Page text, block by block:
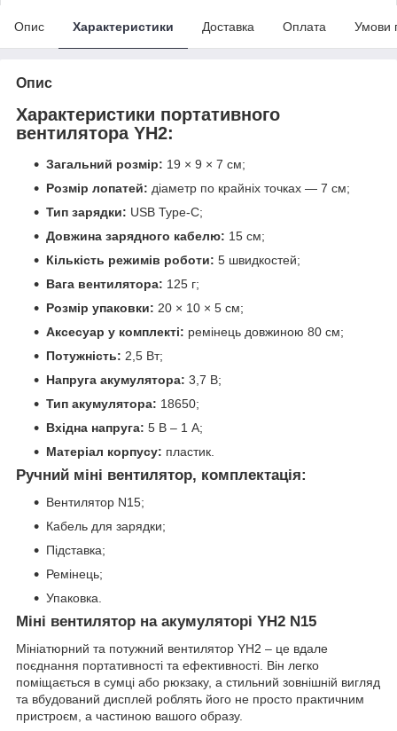
Опис Характеристики Доставка Оплата Умови
Опис
Характеристики портативного
вентилятора YH2:
Загальний розмір: 19 × 9 × 7 см;
Розмір лопатей: діаметр по крайніх точках — 7 см;
Тип зарядки: USB Type-C;
Довжина зарядного кабелю: 15 см;
Кількість режимів роботи: 5 швидкостей;
Вага вентилятора: 125 г;
Розмір упаковки: 20 × 10 × 5 см;
Аксесуар у комплекті: ремінець довжиною 80 см;
Потужність: 2,5 Вт;
Напруга акумулятора: 3,7 В;
Тип акумулятора: 18650;
Вхідна напруга: 5 В – 1 А;
Матеріал корпусу: пластик.
Ручний міні вентилятор, комплектація:
Вентилятор N15;
Кабель для зарядки;
Підставка;
Ремінець;
Упаковка.
Міні вентилятор на акумуляторі YH2 N15
Мініатюрний та потужний вентилятор YH2 – це вдале
поєднання портативності та ефективності. Він легко
поміщається в сумці або рюкзаку, а стильний зовнішній вигляд
та вбудований дисплей роблять його не просто практичним
пристроєм, а частиною вашого образу.